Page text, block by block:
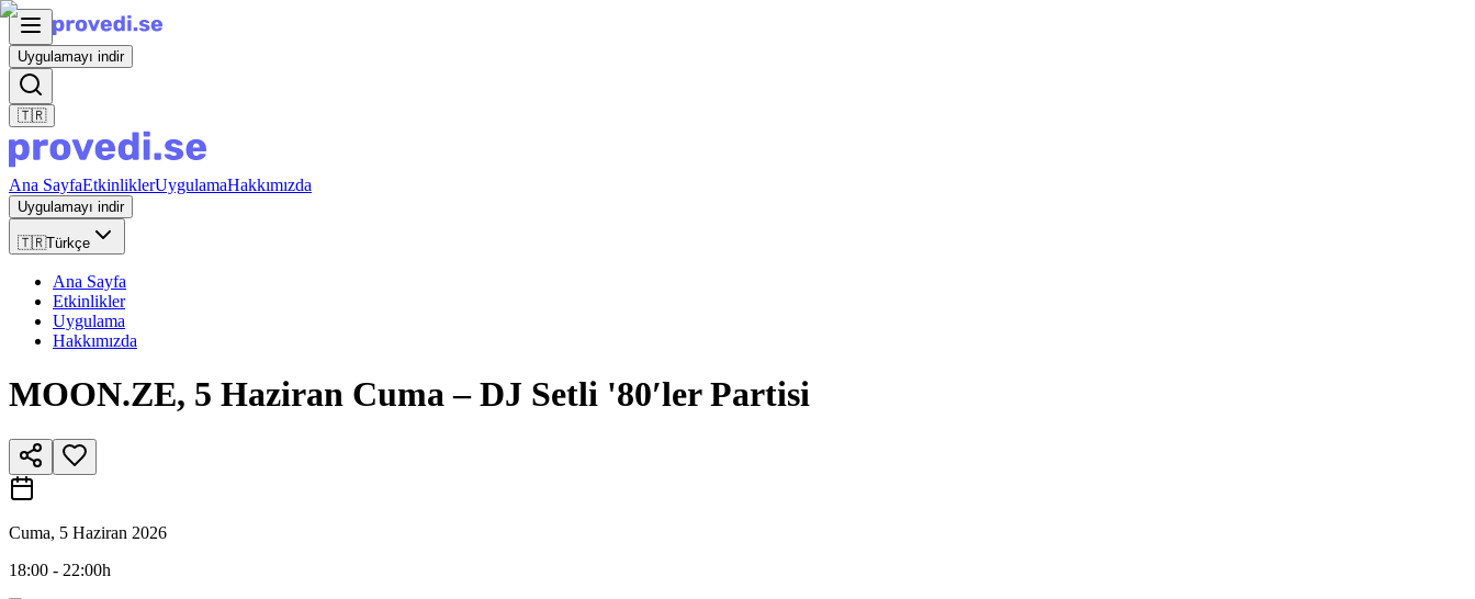
Uygulamayı indir
🇹🇷
Ana SayfaEtkinliklerUygulamaHakkımızda
Uygulamayı indir
🇹🇷Türkçe
Ana Sayfa
Etkinlikler
Uygulama
Hakkımızda
MOON.ZE, 5 Haziran Cuma – DJ Setli '80′ler Partisi
Cuma, 5 Haziran 2026
18:00 - 22:00h